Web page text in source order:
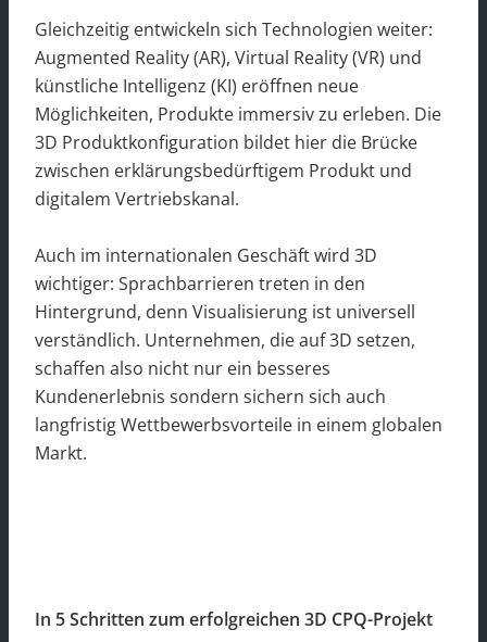
Gleichzeitig entwickeln sich Technologien weiter:
Augmented Reality (AR), Virtual Reality (VR) und
künstliche Intelligenz (KI) eröffnen neue
Möglichkeiten, Produkte immersiv zu erleben. Die
3D Produktkonfiguration bildet hier die Brücke
zwischen erklärungsbedürftigem Produkt und
digitalem Vertriebskanal.
Auch im internationalen Geschäft wird 3D
wichtiger: Sprachbarrieren treten in den
Hintergrund, denn Visualisierung ist universell
verständlich. Unternehmen, die auf 3D setzen,
schaffen also nicht nur ein besseres
Kundenerlebnis sondern sichern sich auch
langfristig Wettbewerbsvorteile in einem globalen
Markt.
In 5 Schritten zum erfolgreichen 3D CPQ-Projekt